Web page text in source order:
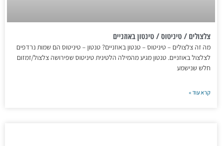
צלצולים / טיניטוס / טינטון באוזניים
מה זה צלצולים – טיניטוס – טנטון באוזניים? טנטון – טיניטוס הם שמות נרדפים
לצלצול באוזניים. טנטון מגיע מהמילה הלטינית טיניטוס שפירושה צלצול/זמזום
חלש שנישמע
קרא עוד »